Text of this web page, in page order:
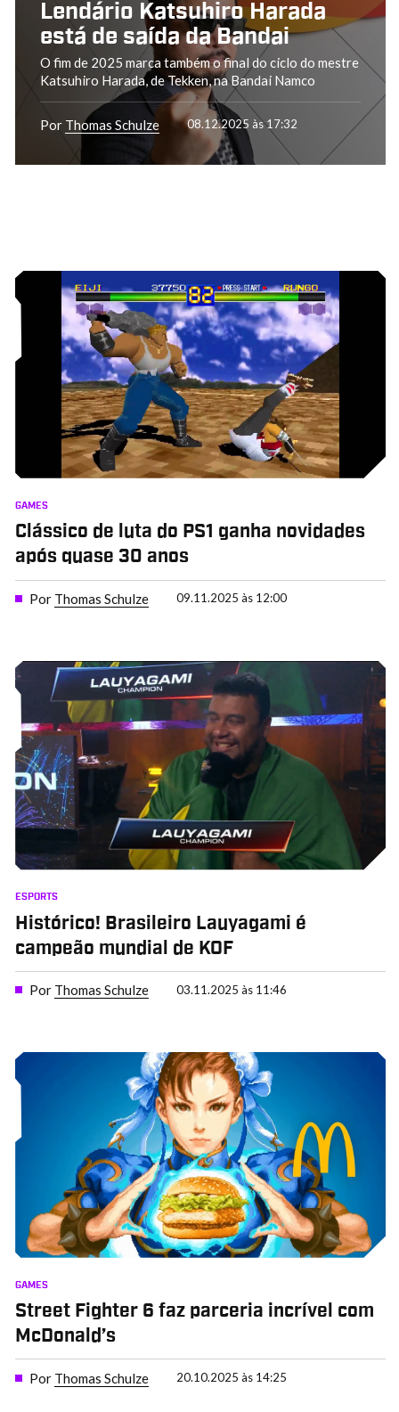
Lendário Katsuhiro Harada
está de saída da Bandai
O fim de 2025 marca também o final do ciclo do mestre
Katsuhiro Harada, de Tekken, na Bandai Namco
Por Thomas Schulze 08.12.2025 às 17:32
GAMES
Clássico de luta do PS1 ganha novidades
após quase 30 anos
Por Thomas Schulze 09.11.2025 às 12:00
ESPORTS
Histórico! Brasileiro Lauyagami é
campeão mundial de KOF
Por Thomas Schulze 03.11.2025 às 11:46
GAMES
Street Fighter 6 faz parceria incrível com
McDonald’s
Por Thomas Schulze 20.10.2025 às 14:25